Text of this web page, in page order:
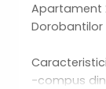
Apartament
Dorobantilor
-compus